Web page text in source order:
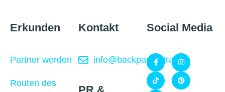
Erkunden
Partner werden
Routen des
Kontakt
info@backpackertrail.de
Social Media